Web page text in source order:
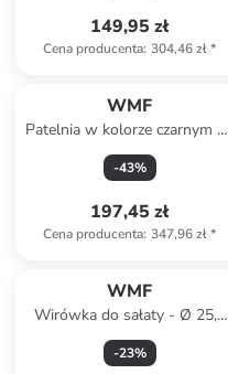
149,95 zł
Cena producenta: 304,46 zł*
WMF
Patelnia w kolorze czarnym do
duszenia - Ø 28 cm
-43%
197,45 zł
Cena producenta: 347,96 zł*
WMF
Wirówka do sałaty - Ø 25,4
cm
-23%